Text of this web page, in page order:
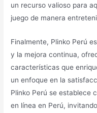
un recurso valioso para
juego de manera
Finalmente, Plinko Perú
y la mejora continua,
características que
un enfoque en la
Plinko Perú se establece
en línea en Perú,